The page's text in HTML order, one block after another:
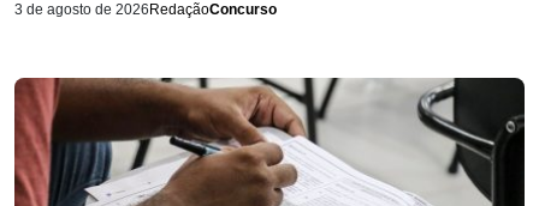
3 de agosto de 2026 RedaçãoConcurso